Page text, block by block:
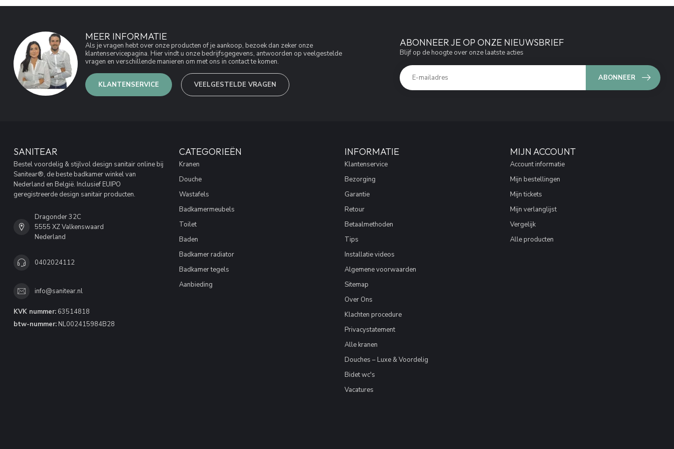
MEER INFORMATIE
Als je vragen hebt over onze producten of je aankoop, bezoek dan zeker onze
klantenservicepagina. Hier vindt u onze bedrijfsgegevens, antwoorden op veelgestelde
vragen en verschillende manieren om met ons in contact te komen.
KLANTENSERVICE VEELGESTELDE VRAGEN
ABONNEER JE OP ONZE NIEUWSBRIEF
Blijf op de hoogte over onze laatste acties
ABONNEER
SANITEAR
Bestel voordelig & stijlvol design sanitair online bij
Sanitear®, de beste badkamer winkel van
Nederland en België. Inclusief EUIPO
geregistreerde design sanitair producten.
Dragonder 32C
5555 XZ Valkenswaard
Nederland
0402024112
info@sanitear.nl
KVK nummer: 63514818
btw-nummer: NL002415984B28
CATEGORIEËN
Kranen
Douche
Wastafels
Badkamermeubels
Toilet
Baden
Badkamer radiator
Badkamer tegels
Aanbieding
INFORMATIE
Klantenservice
Bezorging
Garantie
Retour
Betaalmethoden
Tips
Installatie videos
Algemene voorwaarden
Sitemap
Over Ons
Klachten procedure
Privacystatement
Alle kranen
Douches – Luxe & Voordelig
Bidet wc's
Vacatures
MIJN ACCOUNT
Account informatie
Mijn bestellingen
Mijn tickets
Mijn verlanglijst
Vergelijk
Alle producten